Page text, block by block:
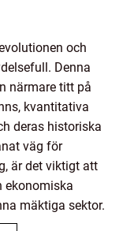
och
Denna
närmare titt på
kvantitativa
deras historiska
väg för
är det viktigt att
ekonomiska
mäktiga sektor.